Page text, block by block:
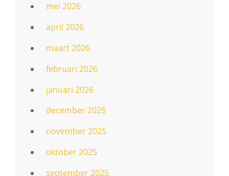
mei 2026
april 2026
maart 2026
februari 2026
januari 2026
december 2025
november 2025
oktober 2025
september 2025